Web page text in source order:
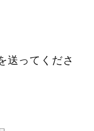
送ってくださ